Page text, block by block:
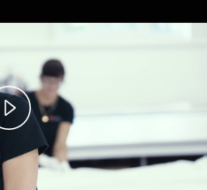
Play
Video